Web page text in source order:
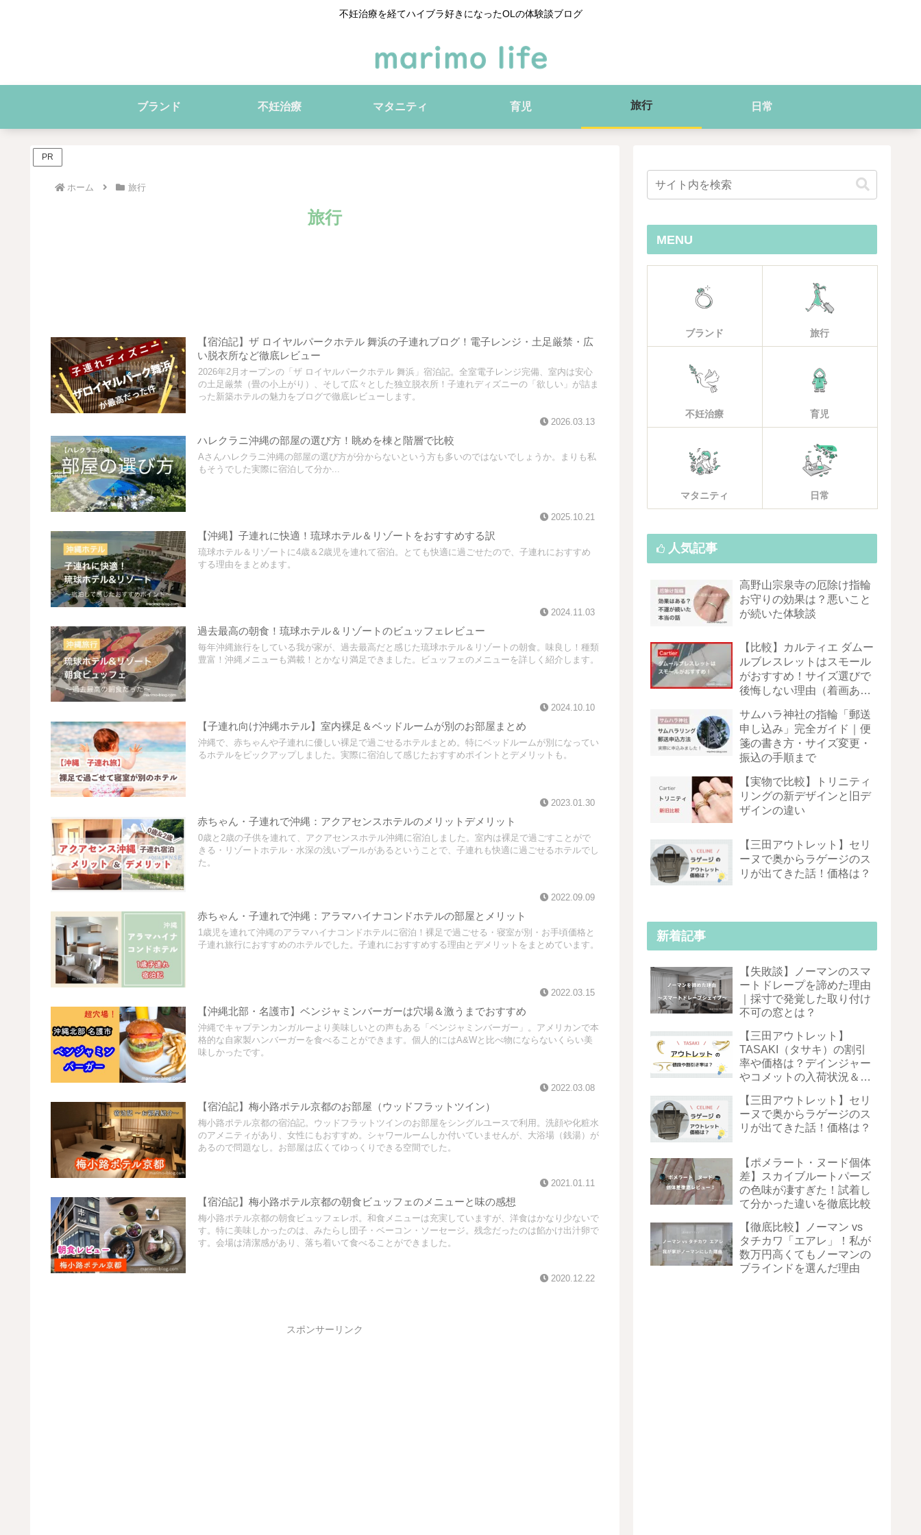
不妊治療を経てハイブラ好きになったOLの体験談ブログ
ブランド 不妊治療 マタニティ 育児 旅行 日常
PR
ホーム 旅行
旅行
【宿泊記】ザ ロイヤルパークホテル 舞浜の子連れブログ！電子レンジ・土足厳禁・広
い脱衣所など徹底レビュー
2026年2月オープンの「ザ ロイヤルパークホテル 舞浜」宿泊記。全室電子レンジ完備、室内は安心
の土足厳禁（畳の小上がり）、そして広々とした独立脱衣所！子連れディズニーの「欲しい」が詰ま
った新築ホテルの魅力をブログで徹底レビューします。
2026.03.13
ハレクラニ沖縄の部屋の選び方！眺めを棟と階層で比較
Aさんハレクラニ沖縄の部屋の選び方が分からないという方も多いのではないでしょうか。まりも私
もそうでした実際に宿泊して分か...
2025.10.21
【沖縄】子連れに快適！琉球ホテル＆リゾートをおすすめする訳
琉球ホテル＆リゾートに4歳＆2歳児を連れて宿泊。とても快適に過ごせたので、子連れにおすすめ
する理由をまとめます。
2024.11.03
過去最高の朝食！琉球ホテル＆リゾートのビュッフェレビュー
毎年沖縄旅行をしている我が家が、過去最高だと感じた琉球ホテル＆リゾートの朝食。味良し！種類
豊富！沖縄メニューも満載！とかなり満足できました。ビュッフェのメニューを詳しく紹介します。
2024.10.10
【子連れ向け沖縄ホテル】室内裸足＆ベッドルームが別のお部屋まとめ
沖縄で、赤ちゃんや子連れに優しい裸足で過ごせるホテルまとめ。特にベッドルームが別になってい
るホテルをピックアップしました。実際に宿泊して感じたおすすめポイントとデメリットも。
2023.01.30
赤ちゃん・子連れで沖縄：アクアセンスホテルのメリットデメリット
0歳と2歳の子供を連れて、アクアセンスホテル沖縄に宿泊しました。室内は裸足で過ごすことがで
きる・リゾートホテル・水深の浅いプールがあるということで、子連れも快適に過ごせるホテルでし
た。
2022.09.09
赤ちゃん・子連れで沖縄：アラマハイナコンドホテルの部屋とメリット
1歳児を連れて沖縄のアラマハイナコンドホテルに宿泊！裸足で過ごせる・寝室が別・お手頃価格と
子連れ旅行におすすめのホテルでした。子連れにおすすめする理由とデメリットをまとめています。
2022.03.15
【沖縄北部・名護市】ベンジャミンバーガーは穴場＆激うまでおすすめ
沖縄でキャプテンカンガルーより美味しいとの声もある「ベンジャミンバーガー」。アメリカンで本
格的な自家製ハンバーガーを食べることができます。個人的にはA&Wと比べ物にならないくらい美
味しかったです。
2022.03.08
【宿泊記】梅小路ポテル京都のお部屋（ウッドフラットツイン）
梅小路ポテル京都の宿泊記。ウッドフラットツインのお部屋をシングルユースで利用。洗顔や化粧水
のアメニティがあり、女性にもおすすめ。シャワールームしか付いていませんが、大浴場（銭湯）が
あるので問題なし。お部屋は広くてゆっくりできる空間でした。
2021.01.11
【宿泊記】梅小路ポテル京都の朝食ビュッフェのメニューと味の感想
梅小路ポテル京都の朝食ビュッフェレポ。和食メニューは充実していますが、洋食はかなり少ないで
す。特に美味しかったのは、みたらし団子・ベーコン・ソーセージ。残念だったのは餡かけ出汁卵で
す。会場は清潔感があり、落ち着いて食べることができました。
2020.12.22
スポンサーリンク
MENU
ブランド 旅行
不妊治療 育児
マタニティ 日常
人気記事
高野山宗泉寺の厄除け指輪
お守りの効果は？悪いこと
が続いた体験談
【比較】カルティエ ダムー
ルブレスレットはスモール
がおすすめ！サイズ選びで
後悔しない理由（着画あ
サムハラ神社の指輪「郵送
申し込み」完全ガイド｜便
箋の書き方・サイズ変更・
振込の手順まで
【実物で比較】トリニティ
リングの新デザインと旧デ
ザインの違い
【三田アウトレット】セリ
ーヌで奥からラゲージのス
リが出てきた話！価格は？
新着記事
【失敗談】ノーマンのスマ
ートドレープを諦めた理由
｜採寸で発覚した取り付け
不可の窓とは？
【三田アウトレット】
TASAKI（タサキ）の割引
率や価格は？デインジャー
やコメットの入荷状況＆お
【三田アウトレット】セリ
ーヌで奥からラゲージのス
リが出てきた話！価格は？
【ポメラート・ヌード個体
差】スカイブルートパーズ
の色味が凄すぎた！試着し
て分かった違いを徹底比較
【徹底比較】ノーマン vs
タチカワ「エアレ」！私が
数万円高くてもノーマンの
ブラインドを選んだ理由